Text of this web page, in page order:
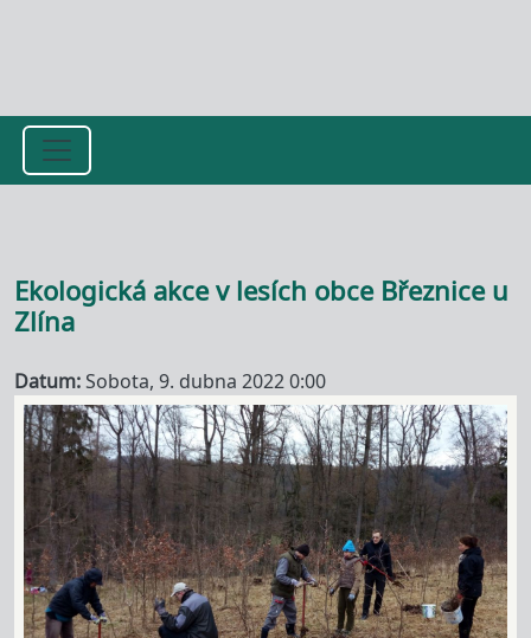
Přejít k hlavnímu obsahu
Ekologická akce v lesích obce Březnice u
Zlína
Datum Sobota, 9. dubna 2022 0:00